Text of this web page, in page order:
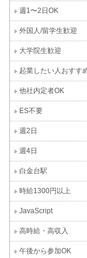
週1〜2日OK
外国人/留学生歓迎
大学院生歓迎
起業したい人おすす
他社内定者OK
ES不要
週2日
週4日
白金台駅
時給1300円以上
JavaScript
高時給・高収入
午後から参加OK